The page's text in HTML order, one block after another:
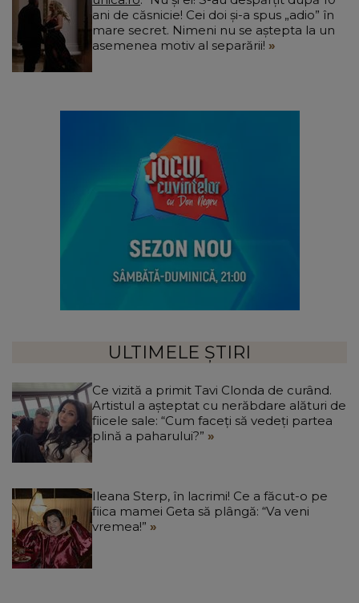
ani de căsnicie! Cei doi și-a spus „adio” în
mare secret. Nimeni nu se aștepta la un
asemenea motiv al separării!
ULTIMELE ȘTIRI
Ce vizită a primit Tavi Clonda de curând.
Artistul a așteptat cu nerăbdare alături de
fiicele sale: “Cum faceți să vedeți partea
plină a paharului?”
Ileana Sterp, în lacrimi! Ce a făcut-o pe
fiica mamei Geta să plângă: “Va veni
vremea!”